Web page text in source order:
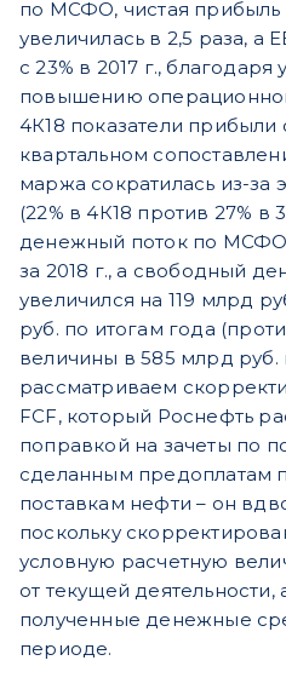
по МСФО, чистая прибыль
увеличилась в 2,5 раза, а
с 23% в 2017 г.,
повышению
4К18 показатели
квартальном
маржа сократилась из-за
(22% в 4К18 против 27%
денежный поток по МСФО
за 2018 г., а свободный
увеличился на 119 млрд
руб. по итогам года
величины в 585 млрд руб.
рассматриваем
FCF, который Роснефть
поправкой на зачеты по
сделанным предоплатам
поставкам нефти – он
поскольку
условную расчетную
от текущей деятельности,
полученные денежные
периоде.